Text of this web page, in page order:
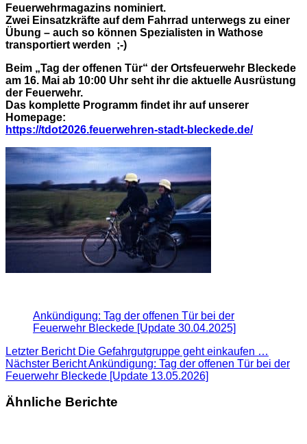
Feuerwehrmagazins nominiert.
Zwei Einsatzkräfte auf dem Fahrrad unterwegs zu einer
Übung – auch so können Spezialisten in Wathose
transportiert werden ;-)
Beim „Tag der offenen Tür“ der Ortsfeuerwehr Bleckede
am 16. Mai ab 10:00 Uhr seht ihr die aktuelle Ausrüstung
der Feuerwehr.
Das komplette Programm findet ihr auf unserer
Homepage:
https://tdot2026.feuerwehren-stadt-bleckede.de/
Ankündigung: Tag der offenen Tür bei der
Feuerwehr Bleckede [Update 30.04.2025]
Letzter BerichtDie Gefahrgutgruppe geht einkaufen …
Nächster BerichtAnkündigung: Tag der offenen Tür bei der
Feuerwehr Bleckede [Update 13.05.2026]
Ähnliche Berichte